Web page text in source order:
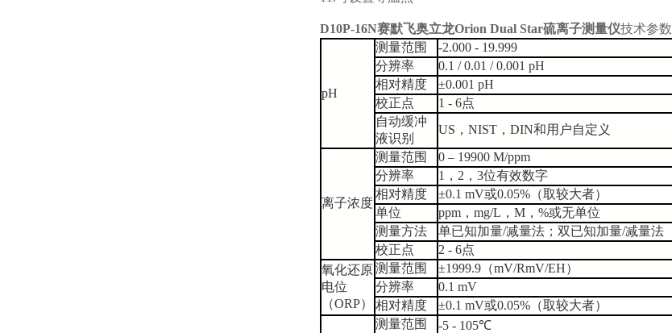
D10P-16N赛默飞奥立龙Orion Dual Star硫离子测量仪技术参数
pH
测量范围
-2.000 - 19.999
分辨率
0.1 / 0.01 / 0.001 pH
相对精度
±0.001 pH
校正点
1 - 6点
自动缓冲
液识别
US ， NIST ， DIN和用户自定义
离子浓度
测量范围
0 – 19900 M/ppm
分辨率
1 ， 2 ， 3位有效数字
相对精度
±0.1 mV或0.05% （取较大者）
单位
ppm ， mg/L ， M ， %或无单位
测量方法
单已知加量/减量法；双已知加量/减量法
校正点
2 - 6点
氧化还原
电位
（ORP）
测量范围 ±1999.9 （mV/RmV/EH）
分辨率
0.1 mV
相对精度
±0.1 mV或0.05% （取较大者）
测量范围 -5 - 105℃